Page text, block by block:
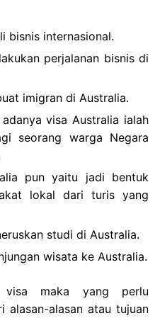
bisnis internasional.
perjalanan bisnis di
imigran di Australia.
visa Australia ialah
seorang warga Negara
pun yaitu jadi bentuk
lokal dari turis yang
studi di Australia.
wisata ke Australia.
visa maka yang perlu
alasan-alasan atau tujuan